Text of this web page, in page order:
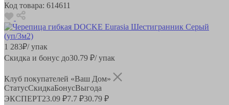
Код товара: 614611
1 283₽/ упак
Скидка и бонус до30.79 ₽/ упак
Клуб покупателей «Ваш Дом»
СтатусСкидкаБонусВыгода
ЭКСПЕРТ23.09 ₽7.7 ₽30.79 ₽